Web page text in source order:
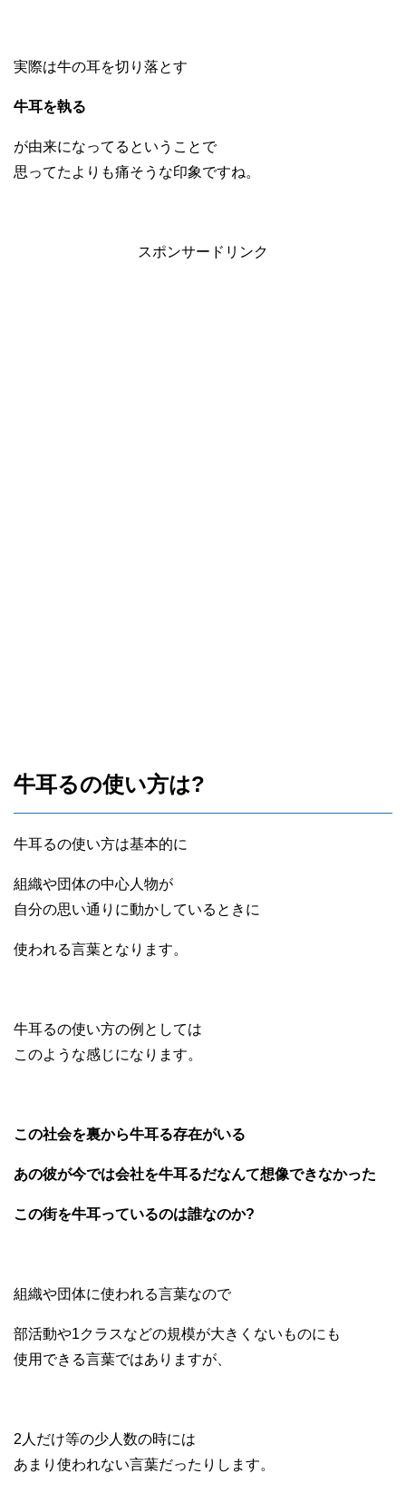
実際は牛の耳を切り落とす
牛耳を執る
が由来になってるということで
思ってたよりも痛そうな印象ですね。
スポンサードリンク
牛耳るの使い方は?
牛耳るの使い方は基本的に
組織や団体の中心人物が
自分の思い通りに動かしているときに
使われる言葉となります。
牛耳るの使い方の例としては
このような感じになります。
この社会を裏から牛耳る存在がいる
あの彼が今では会社を牛耳るだなんて想像できなかった
この街を牛耳っているのは誰なのか?
組織や団体に使われる言葉なので
部活動や1クラスなどの規模が大きくないものにも
使用できる言葉ではありますが、
2人だけ等の少人数の時には
あまり使われない言葉だったりします。